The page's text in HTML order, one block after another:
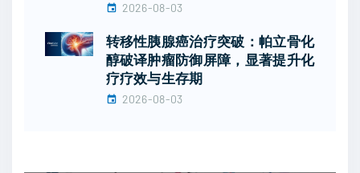
2026-08-03
转移性胰腺癌治疗突破：帕立骨化
醇破译肿瘤防御屏障，显著提升化
疗疗效与生存期
2026-08-03